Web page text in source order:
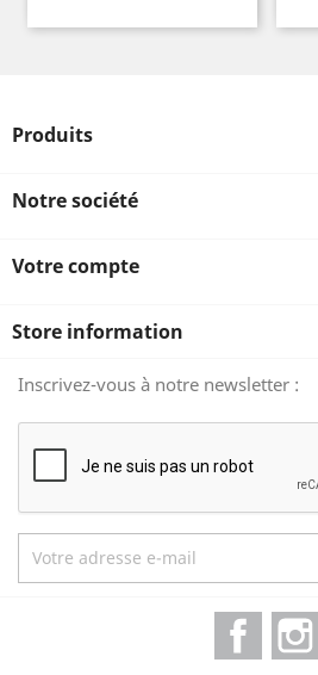
Produits
Notre société
Votre compte
Store information
Inscrivez-vous à notre newsletter :